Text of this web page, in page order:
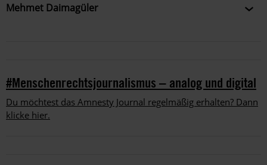
Mehmet Daimagüler
Menschenrechten. Außerdem hat er mehrere Bücher
deutsche Justiz und ihre Auseinandersetzung mit alten
und neuen Nazis".
#Menschenrechtsjournalismus – analog und digital
Du möchtest das Amnesty Journal regelmäßig erhalten? Dann
klicke hier.